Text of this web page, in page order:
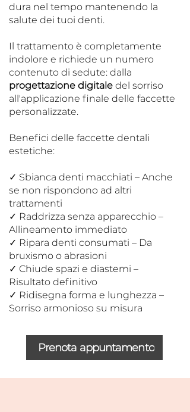
dura nel tempo mantenendo la
salute dei tuoi denti.
Il trattamento è completamente
indolore e richiede un numero
contenuto di sedute: dalla
progettazione digitale del sorriso
all'applicazione finale delle faccette
personalizzate.
Benefici delle faccette dentali
estetiche:
✓ Sbianca denti macchiati – Anche
se non rispondono ad altri
trattamenti
✓ Raddrizza senza apparecchio –
Allineamento immediato
✓ Ripara denti consumati – Da
bruxismo o abrasioni
✓ Chiude spazi e diastemi –
Risultato definitivo
✓ Ridisegna forma e lunghezza –
Sorriso armonioso su misura
Prenota appuntamento